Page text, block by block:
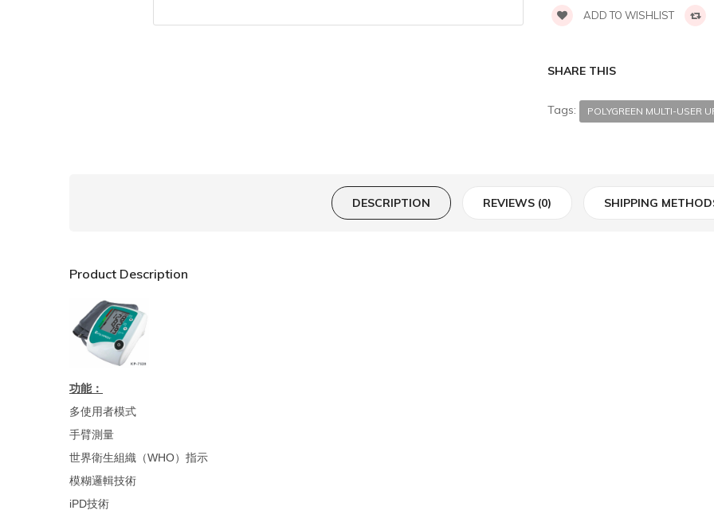
ADD TO WISHLIST
SHARE THIS
Tags: POLYGREEN MULTI-USER
DESCRIPTION REVIEWS (0) SHIPPING
Product Description
功能：
多使用者模式
手臂測量
世界衛生組織（WHO）指示
模糊邏輯技術
iPD技術